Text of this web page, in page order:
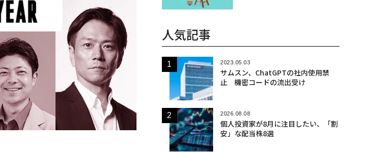
人気記事
2023.05.03
サムスン、ChatGPTの社内使用禁
止 機密コードの流出受け
2026.08.08
個人投資家が8月に注目したい、「割
安」な配当株8選